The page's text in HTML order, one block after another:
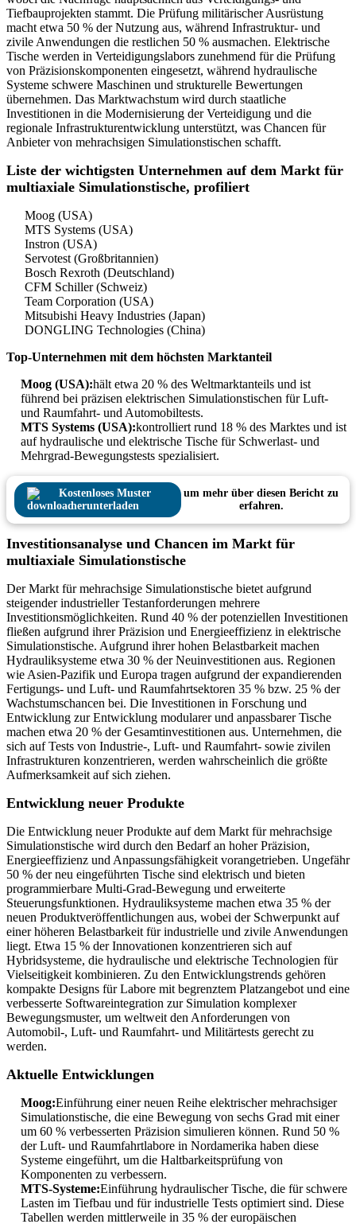
Tiefbauprojekten stammt. Die Prüfung militärischer Ausrüstung
macht etwa 50 % der Nutzung aus, während Infrastruktur- und
zivile Anwendungen die restlichen 50 % ausmachen. Elektrische
Tische werden in Verteidigungslabors zunehmend für die Prüfung
von Präzisionskomponenten eingesetzt, während hydraulische
Systeme schwere Maschinen und strukturelle Bewertungen
übernehmen. Das Marktwachstum wird durch staatliche
Investitionen in die Modernisierung der Verteidigung und die
regionale Infrastrukturentwicklung unterstützt, was Chancen für
Anbieter von mehrachsigen Simulationstischen schafft.
Liste der wichtigsten Unternehmen auf dem Markt für
multiaxiale Simulationstische, profiliert
Moog (USA)
MTS Systems (USA)
Instron (USA)
Servotest (Großbritannien)
Bosch Rexroth (Deutschland)
CFM Schiller (Schweiz)
Team Corporation (USA)
Mitsubishi Heavy Industries (Japan)
DONGLING Technologies (China)
Top-Unternehmen mit dem höchsten Marktanteil
Moog (USA):hält etwa 20 % des Weltmarktanteils und ist
führend bei präzisen elektrischen Simulationstischen für Luft-
und Raumfahrt- und Automobiltests.
MTS Systems (USA):kontrolliert rund 18 % des Marktes und ist
auf hydraulische und elektrische Tische für Schwerlast- und
Mehrgrad-Bewegungstests spezialisiert.
Kostenloses Muster
herunterladen
um mehr über diesen Bericht zu
erfahren.
Investitionsanalyse und Chancen im Markt für
multiaxiale Simulationstische
Der Markt für mehrachsige Simulationstische bietet aufgrund
steigender industrieller Testanforderungen mehrere
Investitionsmöglichkeiten. Rund 40 % der potenziellen Investitionen
fließen aufgrund ihrer Präzision und Energieeffizienz in elektrische
Simulationstische. Aufgrund ihrer hohen Belastbarkeit machen
Hydrauliksysteme etwa 30 % der Neuinvestitionen aus. Regionen
wie Asien-Pazifik und Europa tragen aufgrund der expandierenden
Fertigungs- und Luft- und Raumfahrtsektoren 35 % bzw. 25 % der
Wachstumschancen bei. Die Investitionen in Forschung und
Entwicklung zur Entwicklung modularer und anpassbarer Tische
machen etwa 20 % der Gesamtinvestitionen aus. Unternehmen, die
sich auf Tests von Industrie-, Luft- und Raumfahrt- sowie zivilen
Infrastrukturen konzentrieren, werden wahrscheinlich die größte
Aufmerksamkeit auf sich ziehen.
Entwicklung neuer Produkte
Die Entwicklung neuer Produkte auf dem Markt für mehrachsige
Simulationstische wird durch den Bedarf an hoher Präzision,
Energieeffizienz und Anpassungsfähigkeit vorangetrieben. Ungefähr
50 % der neu eingeführten Tische sind elektrisch und bieten
programmierbare Multi-Grad-Bewegung und erweiterte
Steuerungsfunktionen. Hydrauliksysteme machen etwa 35 % der
neuen Produktveröffentlichungen aus, wobei der Schwerpunkt auf
einer höheren Belastbarkeit für industrielle und zivile Anwendungen
liegt. Etwa 15 % der Innovationen konzentrieren sich auf
Hybridsysteme, die hydraulische und elektrische Technologien für
Vielseitigkeit kombinieren. Zu den Entwicklungstrends gehören
kompakte Designs für Labore mit begrenztem Platzangebot und eine
verbesserte Softwareintegration zur Simulation komplexer
Bewegungsmuster, um weltweit den Anforderungen von
Automobil-, Luft- und Raumfahrt- und Militärtests gerecht zu
werden.
Aktuelle Entwicklungen
Moog:Einführung einer neuen Reihe elektrischer mehrachsiger
Simulationstische, die eine Bewegung von sechs Grad mit einer
um 60 % verbesserten Präzision simulieren können. Rund 50 %
der Luft- und Raumfahrtlabore in Nordamerika haben diese
Systeme eingeführt, um die Haltbarkeitsprüfung von
Komponenten zu verbessern.
MTS-Systeme:Einführung hydraulischer Tische, die für schwere
Lasten im Tiefbau und für industrielle Tests optimiert sind. Diese
Tabellen werden mittlerweile in 35 % der europäischen